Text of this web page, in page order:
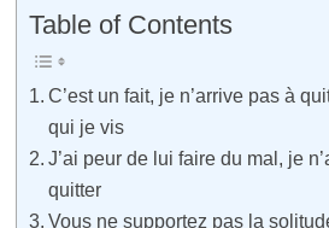
Table of Contents
C’est un fait, je n’arrive pas à
qui je vis
J’ai peur de lui faire du mal, je
quitter
Vous ne supportez pas la